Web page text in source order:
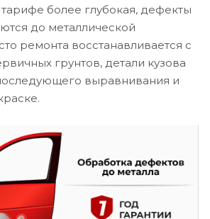
более глубокая, дефекты
до металлической
ремонта восстанавливается с
грунтов, детали кузова
выравнивания и